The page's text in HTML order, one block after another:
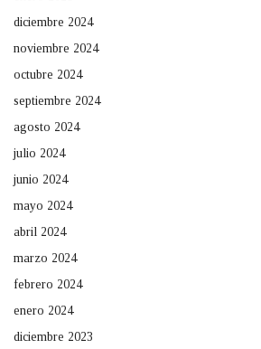
diciembre 2024
noviembre 2024
octubre 2024
septiembre 2024
agosto 2024
julio 2024
junio 2024
mayo 2024
abril 2024
marzo 2024
febrero 2024
enero 2024
diciembre 2023